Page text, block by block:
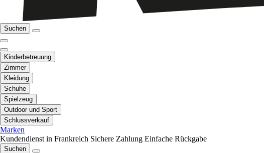
Suchen
Kinderbetreuung
Zimmer
Kleidung
Schuhe
Spielzeug
Outdoor und Sport
Schlussverkauf
Marken
Kundendienst in Frankreich Sichere Zahlung Einfache Rückgabe
Suchen